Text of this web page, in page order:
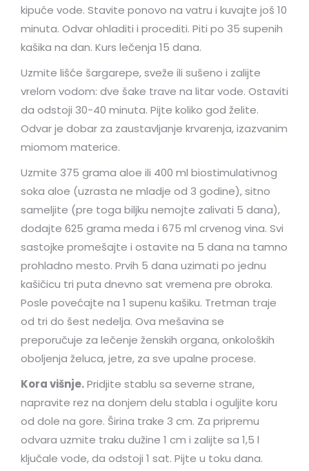
kipuće vode. Stavite ponovo na vatru i kuvajte još 10
minuta. Odvar ohladiti i procediti. Piti po 35 supenih
kašika na dan. Kurs lečenja 15 dana.
Uzmite lišće šargarepe, sveže ili sušeno i zalijte
vrelom vodom: dve šake trave na litar vode. Ostaviti
da odstoji 30-40 minuta. Pijte koliko god želite.
Odvar je dobar za zaustavljanje krvarenja, izazvanim
miomom materice.
Uzmite 375 grama aloe ili 400 ml biostimulativnog
soka aloe (uzrasta ne mladje od 3 godine), sitno
sameljite (pre toga biljku nemojte zalivati 5 dana),
dodajte 625 grama meda i 675 ml crvenog vina. Svi
sastojke promešajte i ostavite na 5 dana na tamno
prohladno mesto. Prvih 5 dana uzimati po jednu
kašičicu tri puta dnevno sat vremena pre obroka.
Posle povećajte na 1 supenu kašiku. Tretman traje
od tri do šest nedelja. Ova mešavina se
preporučuje za lečenje ženskih organa, onkoloških
oboljenja želuca, jetre, za sve upalne procese.
Kora višnje.Pridjite stablu sa severne strane,
napravite rez na donjem delu stabla i oguljite koru
od dole na gore. Širina trake 3 cm. Za pripremu
odvara uzmite traku dužine 1 cm i zalijte sa 1,5 l
ključale vode, da odstoji 1 sat. Pijte u toku dana.